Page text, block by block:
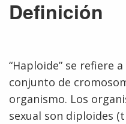
Definición
“Haploide” se refiere
conjunto de
organismo. Los
sexual son diploides